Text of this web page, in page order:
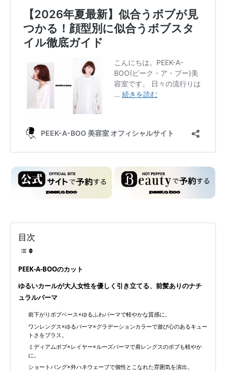
目次
PEEK-A-BOOのカット
ゆるいカールが大人女性を優しく引き立てる、前髪ありのナチ
ュラルパーマ
前下がりボブベース×ゆるふわパーマで軽やかな質感に。
ワンレングス×ゆるパーマ×グラデーションカラーで遊び心のあるキュー
トさをプラス。
ミディアムボブ×レイヤー×ルーズパーマで肩レングスのボブも軽やか
に。
ショートバング×外ハネウェーブで個性とこなれた雰囲気を演出。